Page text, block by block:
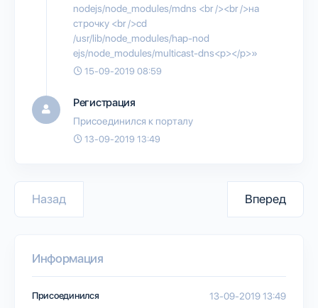
nodejs/node_modules/mdns <br /><br />на
строчку <br />cd
/usr/lib/node_modules/hap-nod
ejs/node_modules/multicast-dns<p></p>»
15-09-2019 08:59
Регистрация
Присоединился к порталу
13-09-2019 13:49
Назад Вперед
Информация
Присоединился 13-09-2019 13:49